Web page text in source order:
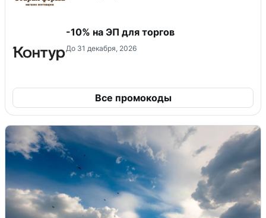
-10% на ЭП для торгов
До 31 декабря, 2026
Все промокоды